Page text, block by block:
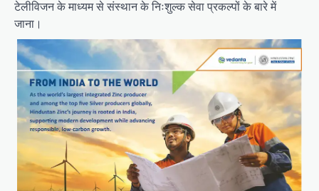
टेलीविजन के माध्यम से संस्थान के निःशुल्क सेवा प्रकल्पों के बारे में
जाना।